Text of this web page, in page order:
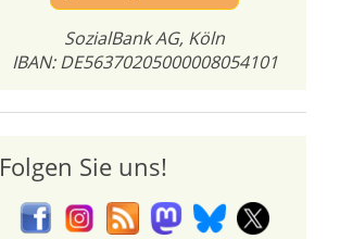
SozialBank AG, Köln
IBAN: DE56370205000008054101
Folgen Sie uns!